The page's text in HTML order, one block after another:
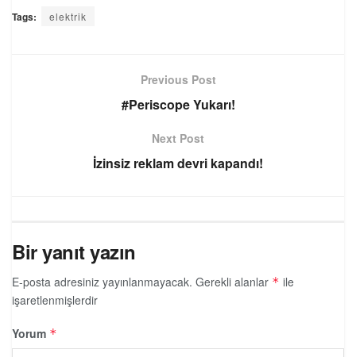
Tags: elektrik
Previous Post
#Periscope Yukarı!
Next Post
İzinsiz reklam devri kapandı!
Bir yanıt yazın
E-posta adresiniz yayınlanmayacak. Gerekli alanlar * ile
işaretlenmişlerdir
Yorum *